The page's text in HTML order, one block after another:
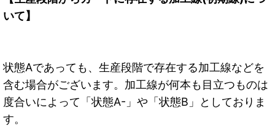
いて】
状態Aであっても、生産段階で存在する加工線などを
含む場合がございます。加工線が何本も目立つものは
度合いによって「状態A-」や「状態B」としておりま
す。